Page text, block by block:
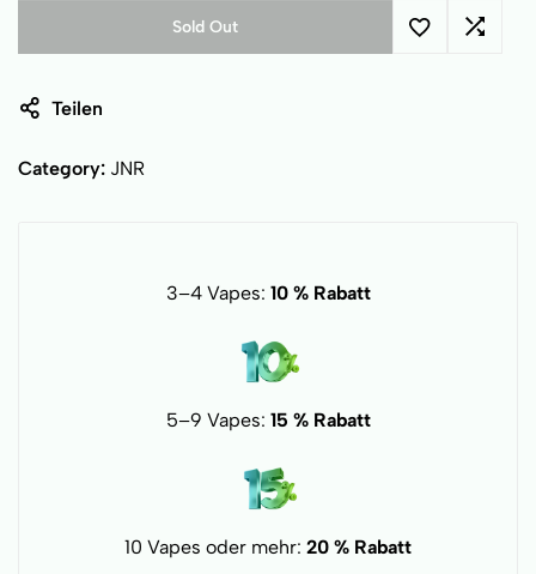
Sold Out
Teilen
Category: JNR
3–4 Vapes: 10 % Rabatt
5–9 Vapes: 15 % Rabatt
10 Vapes oder mehr: 20 % Rabatt